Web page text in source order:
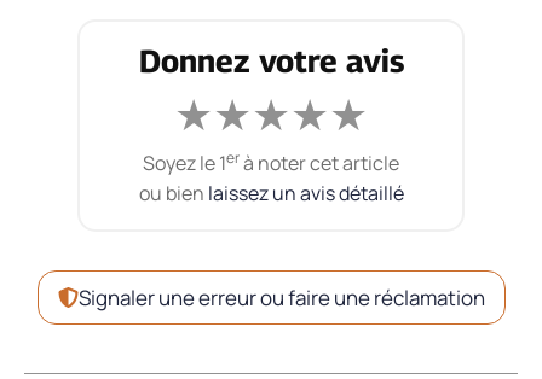
Donnez votre avis
★★★★★
Soyez le 1erà noter cet article
ou bien laissez un avis détaillé
Signaler une erreur ou faire une réclamation